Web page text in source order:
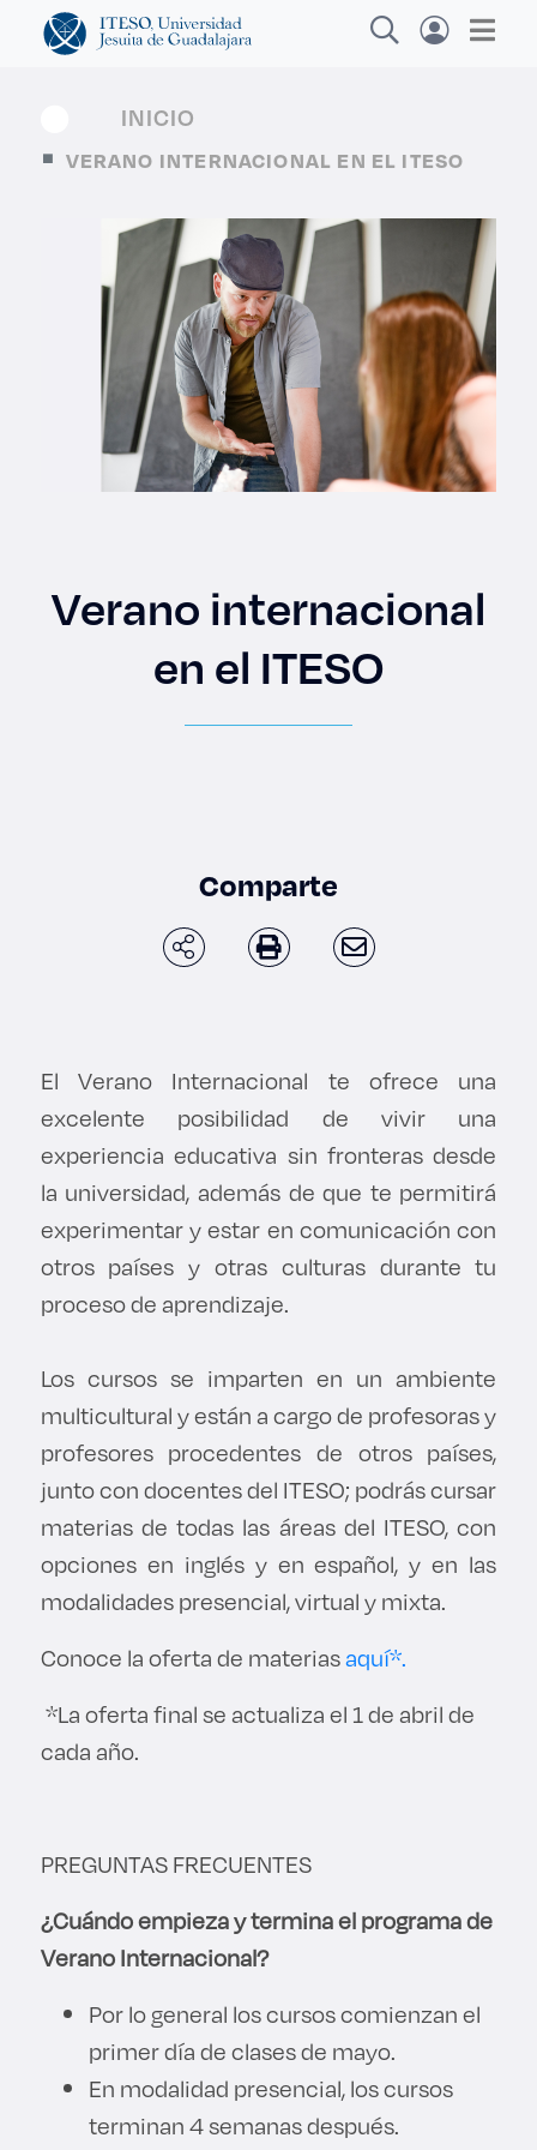
actividades y noticias
Diplomados|
Aspirantes
Lo más buscado
Prepa ITESO
Becas
Sustentabilidad
INICIO
VERANO INTERNACIONAL EN EL ITESO
Verano internacional
en el ITESO
Comparte
El Verano Internacional te ofrece una
excelente posibilidad de vivir una
experiencia educativa sin fronteras desde
la universidad, además de que te permitirá
experimentar y estar en comunicación con
otros países y otras culturas durante tu
proceso de aprendizaje.
Los cursos se imparten en un ambiente
multicultural y están a cargo de profesoras y
profesores procedentes de otros países,
junto con docentes del ITESO; podrás cursar
materias de todas las áreas del ITESO, con
opciones en inglés y en español, y en las
modalidades presencial, virtual y mixta.
Conoce la oferta de materiasaquí*.
*La oferta final se actualiza el 1 de abril de
cada año.
PREGUNTAS FRECUENTES
¿Cuándo empieza y termina el programa de
Verano Internacional?
Por lo general los cursos comienzan el
primer día de clases de mayo.
En modalidad presencial, los cursos
terminan 4 semanas después.